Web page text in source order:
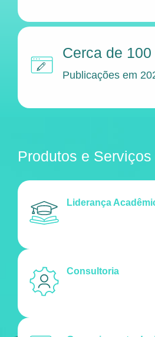
Cerca de 100
Publicações em
Produtos e Serviços
Liderança
Consultoria